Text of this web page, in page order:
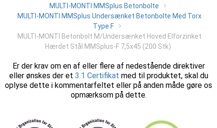
MULTI-MONTI MMSplus Betonbolte
MULTI-MONTI MMSplus Undersænket Betonbolte Med Torx
Type F
MULTI-MONTI Betonbolt M/Undersænket Hoved Elforzinket
Hærdet Stål MMSplus-F 7,5x45 (200 Stk)
Er der krav om en af eller flere af nedestående direktiver
eller ønskes der et 3.1 Certifikat med til produktet, skal du
oplyse dette i kommentarfeltet eller på anden måde gøre os
opmærksom på dette.